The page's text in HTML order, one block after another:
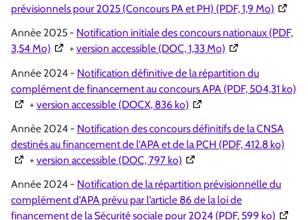
prévisionnels pour 2025 (Concours PA et PH) (PDF, 1,9 Mo)
Année 2025 - Notification initiale des concours nationaux (PDF,
3,54 Mo) (Ouverture dans une nouvelle fenêtre)
+version accessible (DOC, 1,33 Mo) (Ouverture dans
Année 2024 - Notification définitive de la répartition du
complément de financement au concours APA (PDF, 504,31 ko)
+version accessible (DOCX, 836 ko) (Ouverture dans une
Année 2024 - Notification des concours définitifs de la CNSA
destinés au financement de l’APA et de la PCH (PDF, 412.8 ko)
+version accessible (DOC, 797 ko) (Ouverture dans une
Année 2024 - Notification de la répartition prévisionnelle du
complément d’APA prévu par l’article 86 de la loi de
financement de la Sécurité sociale pour 2024 (PDF, 599 ko)